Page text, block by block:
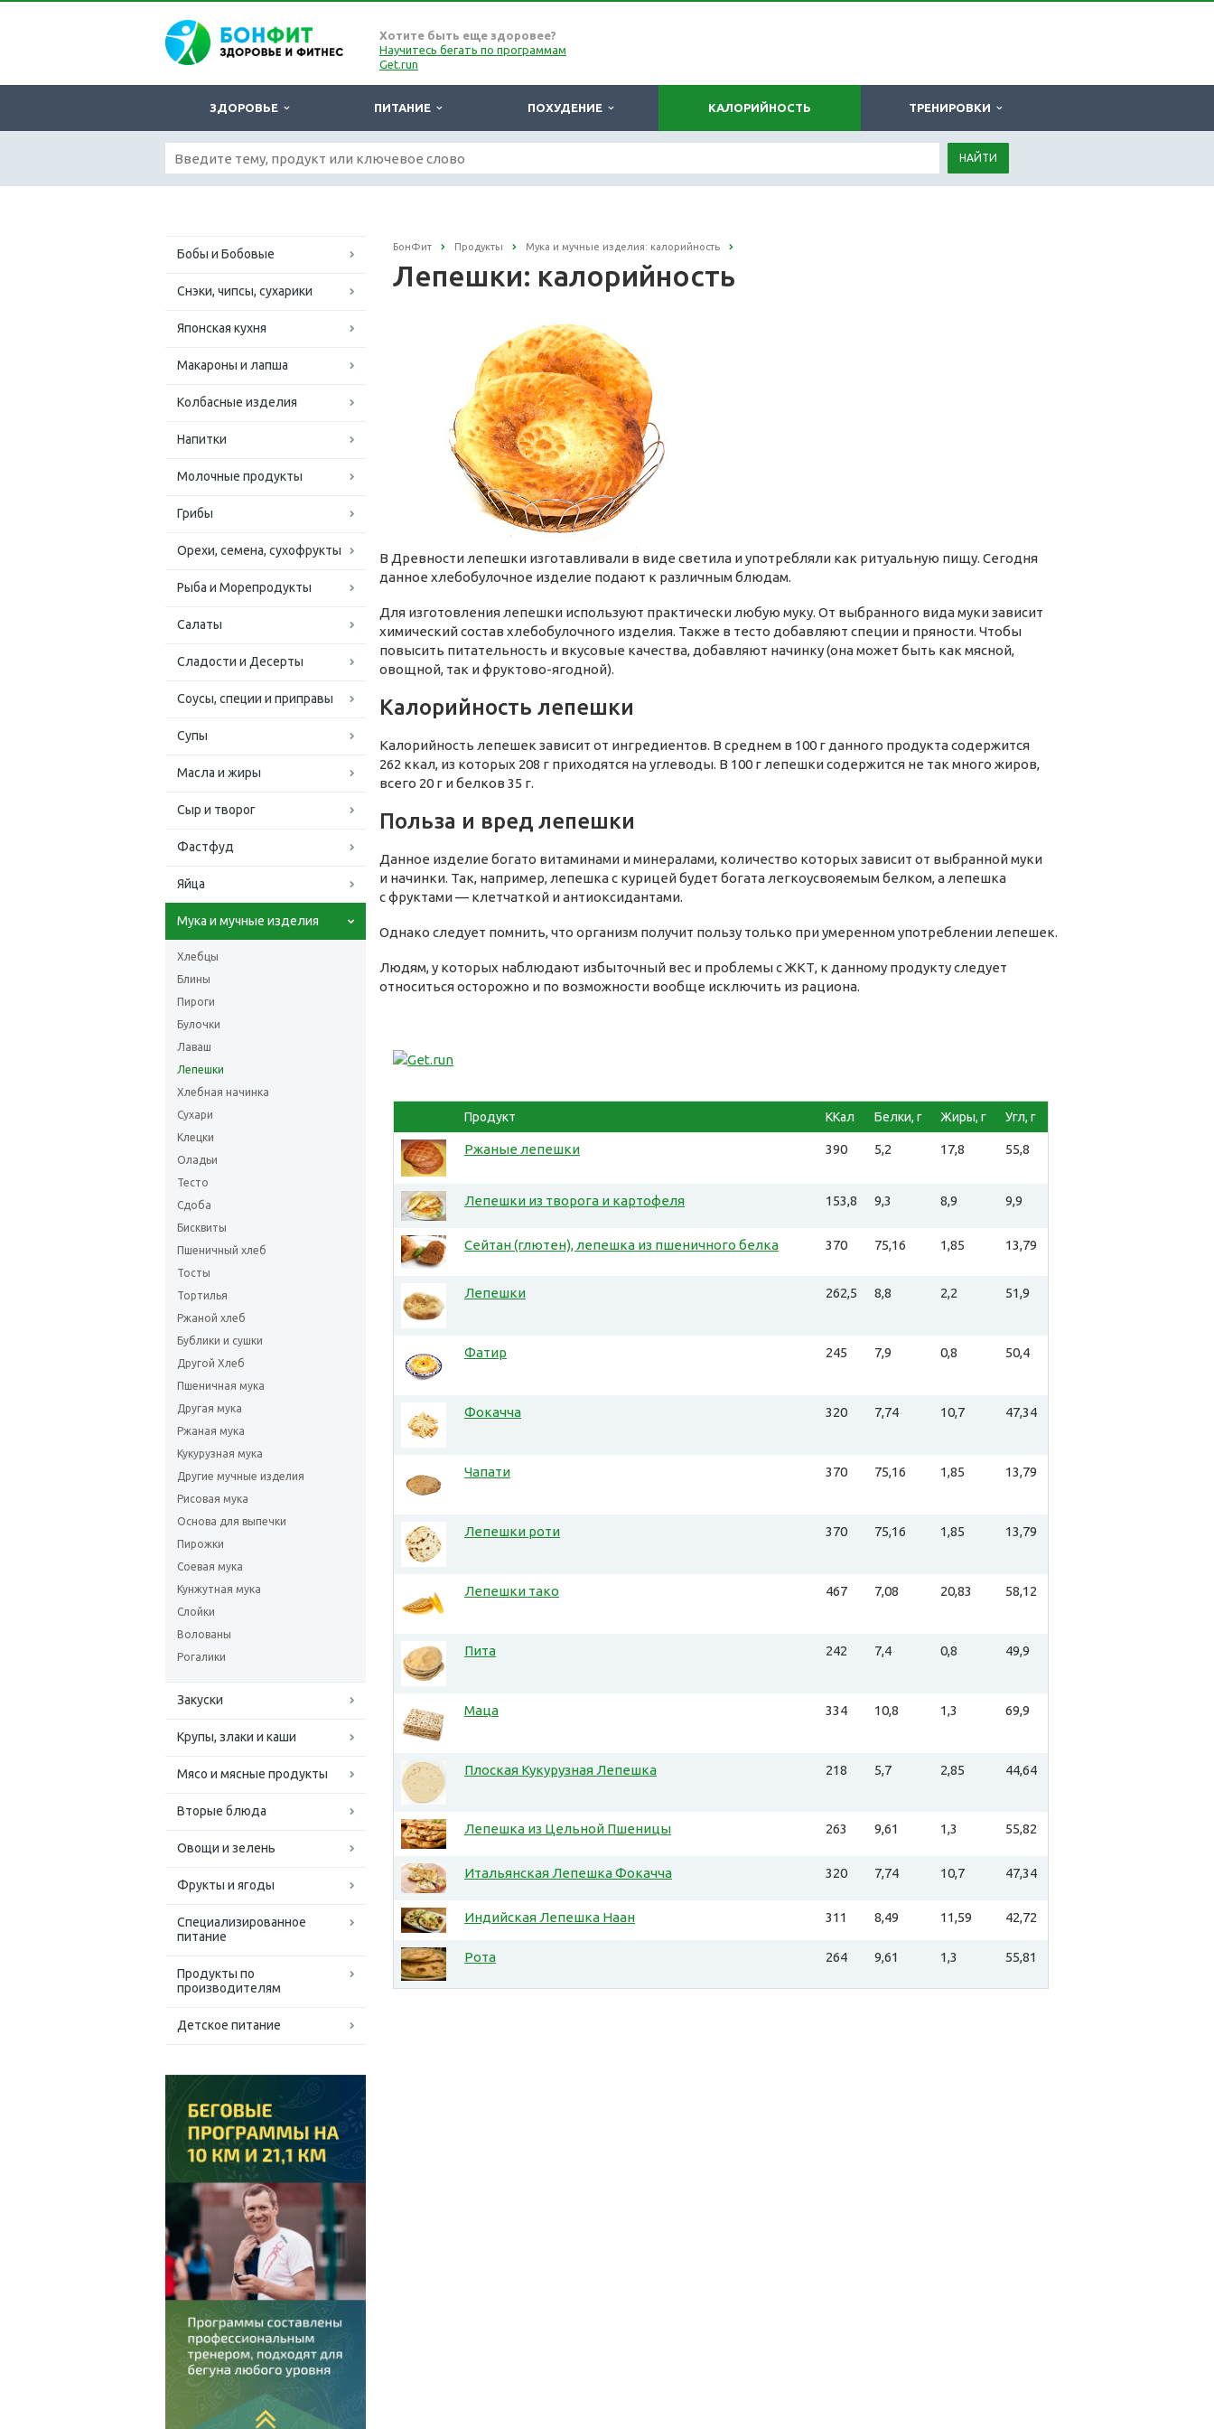
Хотите быть еще здоровее?
Научитесь бегать по программам
Get.run
ЗДОРОВЬЕ ПИТАНИЕ ПОХУДЕНИЕ КАЛОРИЙНОСТЬ ТРЕНИРОВКИ
НАЙТИ
Бобы и Бобовые
Снэки, чипсы, сухарики
Японская кухня
Макароны и лапша
Колбасные изделия
Напитки
Молочные продукты
Грибы
Орехи, семена, сухофрукты
Рыба и Морепродукты
Салаты
Сладости и Десерты
Соусы, специи и приправы
Супы
Масла и жиры
Сыр и творог
Фастфуд
Яйца
Мука и мучные изделия
Хлебцы
Блины
Пироги
Булочки
Лаваш
Лепешки
Хлебная начинка
Сухари
Клецки
Оладьи
Тесто
Сдоба
Бисквиты
Пшеничный хлеб
Тосты
Тортилья
Ржаной хлеб
Бублики и сушки
Другой Хлеб
Пшеничная мука
Другая мука
Ржаная мука
Кукурузная мука
Другие мучные изделия
Рисовая мука
Основа для выпечки
Пирожки
Соевая мука
Кунжутная мука
Слойки
Волованы
Рогалики
Закуски
Крупы, злаки и каши
Мясо и мясные продукты
Вторые блюда
Овощи и зелень
Фрукты и ягоды
Специализированное
питание
Продукты по
производителям
Детское питание
БонФит Продукты Мука и мучные изделия: калорийность
Лепешки: калорийность
В Древности лепешки изготавливали в виде светила и употребляли как ритуальную пищу. Сегодня
данное хлебобулочное изделие подают к различным блюдам.
Для изготовления лепешки используют практически любую муку. От выбранного вида муки зависит
химический состав хлебобулочного изделия. Также в тесто добавляют специи и пряности. Чтобы
повысить питательность и вкусовые качества, добавляют начинку (она может быть как мясной,
овощной, так и фруктово-ягодной).
Калорийность лепешки
Калорийность лепешек зависит от ингредиентов. В среднем в 100 г данного продукта содержится
262 ккал, из которых 208 г приходятся на углеводы. В 100 г лепешки содержится не так много жиров,
всего 20 г и белков 35 г.
Польза и вред лепешки
Данное изделие богато витаминами и минералами, количество которых зависит от выбранной муки
и начинки. Так, например, лепешка с курицей будет богата легкоусвояемым белком, а лепешка
с фруктами — клетчаткой и антиоксидантами.
Однако следует помнить, что организм получит пользу только при умеренном употреблении лепешек.
Людям, у которых наблюдают избыточный вес и проблемы с ЖКТ, к данному продукту следует
относиться осторожно и по возможности вообще исключить из рациона.
Продукт ККал Белки, г Жиры, г Угл, г
Ржаные лепешки 390 5,2 17,8 55,8
Лепешки из творога и картофеля 153,8 9,3 8,9 9,9
Сейтан (глютен), лепешка из пшеничного белка 370 75,16 1,85 13,79
Лепешки 262,5 8,8 2,2 51,9
Фатир 245 7,9 0,8 50,4
Фокачча 320 7,74 10,7 47,34
Чапати 370 75,16 1,85 13,79
Лепешки роти 370 75,16 1,85 13,79
Лепешки тако 467 7,08 20,83 58,12
Пита 242 7,4 0,8 49,9
Маца 334 10,8 1,3 69,9
Плоская Кукурузная Лепешка 218 5,7 2,85 44,64
Лепешка из Цельной Пшеницы 263 9,61 1,3 55,82
Итальянская Лепешка Фокачча 320 7,74 10,7 47,34
Индийская Лепешка Наан 311 8,49 11,59 42,72
Рота 264 9,61 1,3 55,81